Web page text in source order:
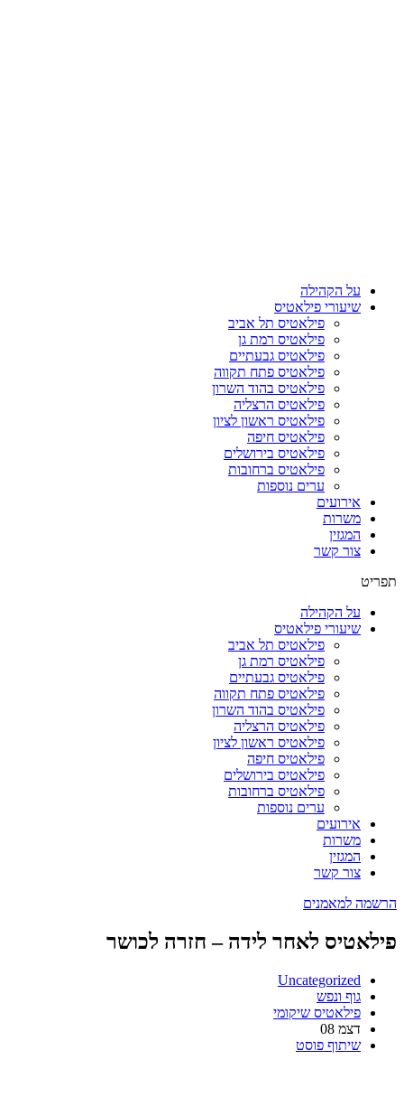
על הקהילה
שיעורי פילאטיס
פילאטיס תל אביב
פילאטיס רמת גן
פילאטיס גבעתיים
פילאטיס פתח תקווה
פילאטיס בהוד השרון
פילאטיס הרצליה
פילאטיס ראשון לציון
פילאטיס חיפה
פילאטיס בירושלים
פילאטיס ברחובות
ערים נוספות
אירועים
משרות
המגזין
צור קשר
תפריט
על הקהילה
שיעורי פילאטיס
פילאטיס תל אביב
פילאטיס רמת גן
פילאטיס גבעתיים
פילאטיס פתח תקווה
פילאטיס בהוד השרון
פילאטיס הרצליה
פילאטיס ראשון לציון
פילאטיס חיפה
פילאטיס בירושלים
פילאטיס ברחובות
ערים נוספות
אירועים
משרות
המגזין
צור קשר
הרשמה למאמנים
פילאטיס לאחר לידה – חזרה לכושר
Uncategorized
גוף ונפש
פילאטיס שיקומי
דצמ 08
שיתוף פוסט